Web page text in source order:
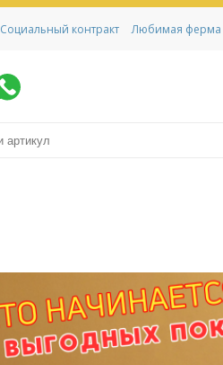
Социальный контракт Любимая ферма